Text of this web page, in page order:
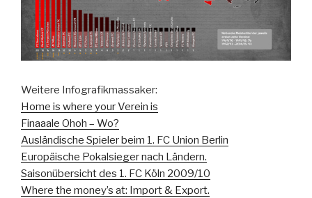
Weitere Infografikmassaker:
Home is where your Verein is
Finaaale Ohoh – Wo?
Ausländische Spieler beim 1. FC Union Berlin
Europäische Pokalsieger nach Ländern.
Saisonübersicht des 1. FC Köln 2009/10
Where the money’s at: Import & Export.